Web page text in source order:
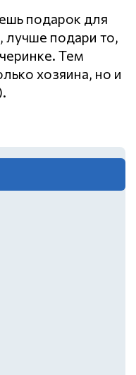
подарок для
лучше подари то,
Тем
хозяина, но и